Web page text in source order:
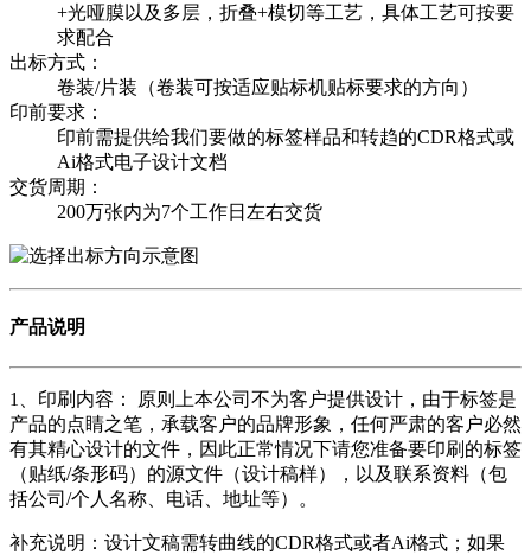
+光哑膜以及多层，折叠+模切等工艺，具体工艺可按要
求配合
出标方式：
卷装/片装（卷装可按适应贴标机贴标要求的方向）
印前要求：
印前需提供给我们要做的标签样品和转趋的CDR格式或
Ai格式电子设计文档
交货周期：
200万张内为7个工作日左右交货
产品说明
1、印刷内容： 原则上本公司不为客户提供设计，由于标签是
产品的点睛之笔，承载客户的品牌形象，任何严肃的客户必然
有其精心设计的文件，因此正常情况下请您准备要印刷的标签
（贴纸/条形码）的源文件（设计稿样），以及联系资料（包
括公司/个人名称、电话、地址等）。
补充说明：设计文稿需转曲线的CDR格式或者Ai格式；如果